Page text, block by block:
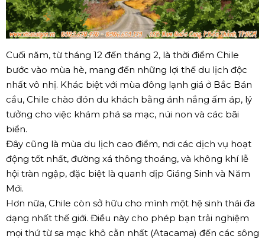
Cuối năm, từ tháng 12 đến tháng 2, là thời điểm Chile
bước vào mùa hè, mang đến những lợi thế du lịch độc
nhất vô nhị. Khác biệt với mùa đông lạnh giá ở Bắc Bán
cầu, Chile chào đón du khách bằng ánh nắng ấm áp, lý
tưởng cho việc khám phá sa mạc, núi non và các bãi
biển.
Đây cũng là mùa du lịch cao điểm, nơi các dịch vụ hoạt
động tốt nhất, đường xá thông thoáng, và không khí lễ
hội tràn ngập, đặc biệt là quanh dịp Giáng Sinh và Năm
Mới.
Hơn nữa, Chile còn sở hữu cho mình một hệ sinh thái đa
dạng nhất thế giới. Điều này cho phép bạn trải nghiệm
mọi thứ từ sa mạc khô cằn nhất (Atacama) đến các sông